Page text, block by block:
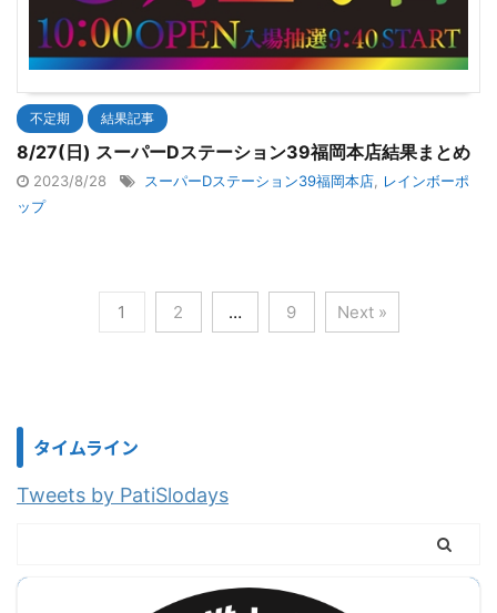
不定期 結果記事
8/27(日) スーパーDステーション39福岡本店結果まとめ
2023/8/28 スーパーDステーション39福岡本店, レインボーポ
ップ
1 2 … 9 Next »
タイムライン
Tweets by PatiSlodays